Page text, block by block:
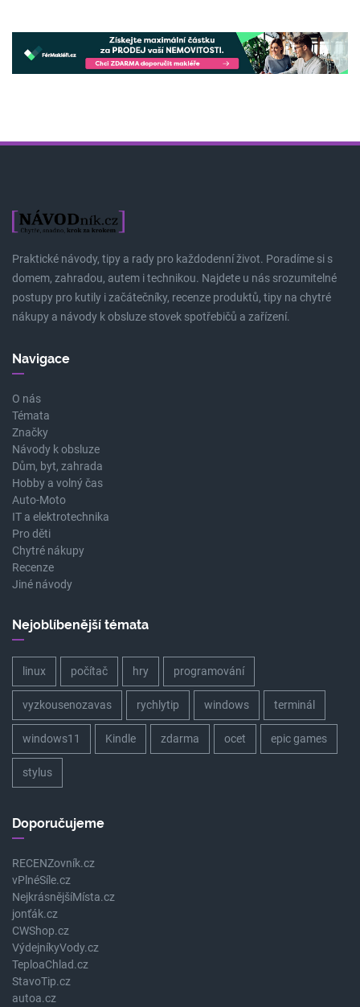
Praktické návody, tipy a rady pro každodenní život. Poradíme si s
domem, zahradou, autem i technikou. Najdete u nás srozumitelné
postupy pro kutily i začátečníky, recenze produktů, tipy na chytré
nákupy a návody k obsluze stovek spotřebičů a zařízení.
Navigace
O nás
Témata
Značky
Návody k obsluze
Dům, byt, zahrada
Hobby a volný čas
Auto-Moto
IT a elektrotechnika
Pro děti
Chytré nákupy
Recenze
Jiné návody
Nejoblíbenější témata
linux počítač hry programování
vyzkousenozavas rychlytip windows terminál
windows11 Kindle zdarma ocet epic games
stylus
Doporučujeme
RECENZovník.cz
vPlnéSíle.cz
NejkrásnějšíMísta.cz
jonťák.cz
CWShop.cz
VýdejníkyVody.cz
TeploaChlad.cz
StavoTip.cz
autoa.cz